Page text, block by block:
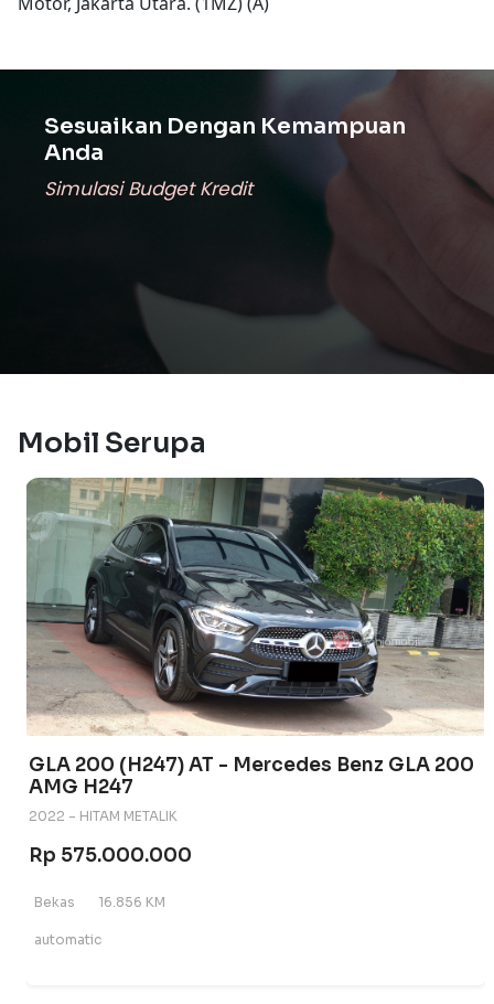
Sesuaikan Dengan Kemampuan
Anda
Simulasi Budget Kredit
Mobil Serupa
GLA 200 (H247) AT - Mercedes Benz GLA 200
AMG H247
2022 - HITAM METALIK
Rp 575.000.000
Bekas 16.856 KM
automatic